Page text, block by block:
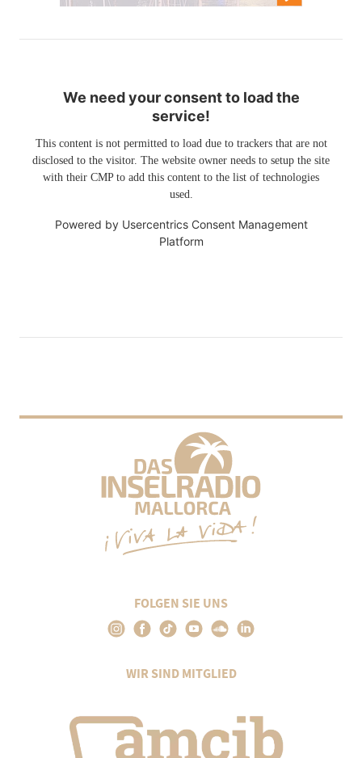
We need your consent to load the
service!
This content is not permitted to load due to trackers that are not
disclosed to the visitor. The website owner needs to setup the site
with their CMP to add this content to the list of technologies
used.
Powered by Usercentrics Consent Management
Platform
FOLGEN SIE UNS
WIR SIND MITGLIED